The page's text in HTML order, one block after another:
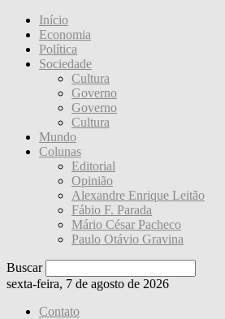
Início
Economia
Política
Sociedade
Cultura
Governo
Governo
Cultura
Mundo
Colunas
Editorial
Opinião
Alexandre Enrique Leitão
Fábio F. Parada
Mário César Pacheco
Paulo Otávio Gravina
Buscar
sexta-feira, 7 de agosto de 2026
Contato